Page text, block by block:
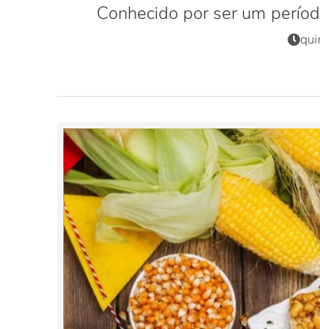
Conhecido por ser um